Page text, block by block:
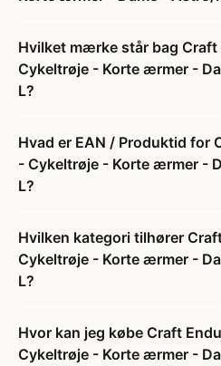
Hvilket mærke står bag
Cykeltrøje - Korte ærmer -
L?
Hvad er EAN / Produktid for
- Cykeltrøje - Korte ærmer -
L?
Hvilken kategori tilhører
Cykeltrøje - Korte ærmer -
L?
Hvor kan jeg købe Craft
Cykeltrøje - Korte ærmer -